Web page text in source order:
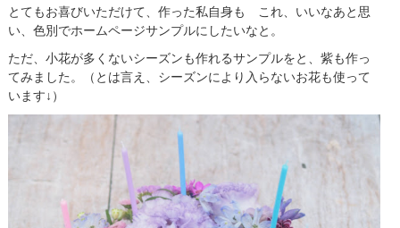
とてもお喜びいただけて、作った私自身も これ、いいなあと思
い、色別でホームページサンプルにしたいなと。
ただ、小花が多くないシーズンも作れるサンプルをと、紫も作っ
てみました。（とは言え、シーズンにより入らないお花も使って
います↓）